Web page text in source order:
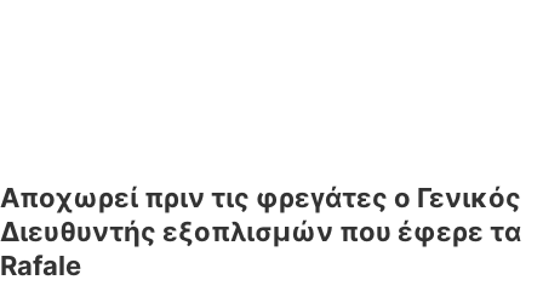
Αποχωρεί πριν τις φρεγάτες ο Γενικός
Διευθυντής εξοπλισμών που έφερε τα
Rafale